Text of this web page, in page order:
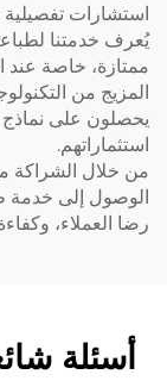
استشارات
ممتازة، خاصة عند
المزيج من
يحصلون على نماذج
استثماراتهم.
الوصول إلى خدمة
رضا العملاء،